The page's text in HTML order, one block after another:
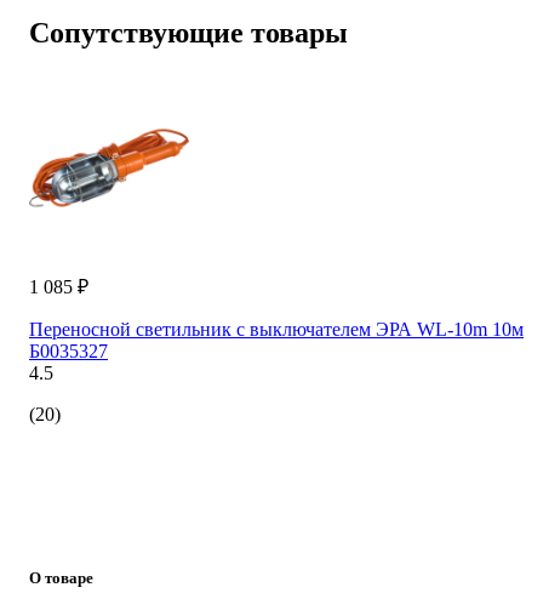
Сопутствующие товары
1 085 ₽
Переносной светильник с выключателем ЭРА WL-10m 10м
Б0035327
4.5
(20)
О товаре